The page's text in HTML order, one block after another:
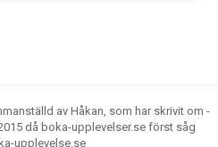
av Håkan, som har skrivit om -
då boka-upplevelser.se först såg
upplevelse.se